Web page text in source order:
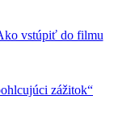
vstúpiť do filmu
zážitok“